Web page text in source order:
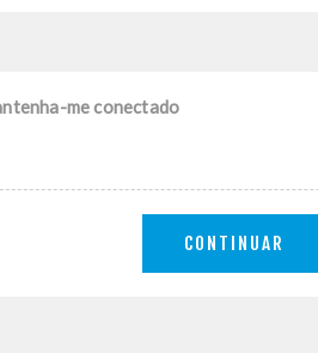
me conectado
CONTINUAR